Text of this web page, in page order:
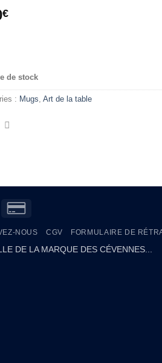
€
de stock
: Mugs, Art de la table
2
NOUS CGV FORMULAIRE DE
DE LA MARQUE DES CÉVENNES...